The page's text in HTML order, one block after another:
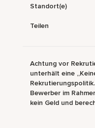
Standort(e)
Teilen
Achtung vor
unterhält eine
Bewerber im
kein Geld und